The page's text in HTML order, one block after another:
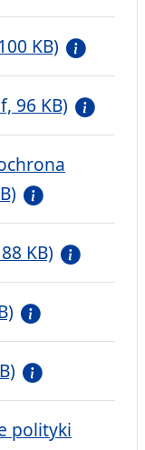
KB)
96 KB)
KB)
polityki